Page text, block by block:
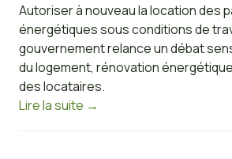
Autoriser à nouveau la location des
énergétiques sous conditions de
gouvernement relance un débat
du logement, rénovation
des locataires.
Lire la suite →